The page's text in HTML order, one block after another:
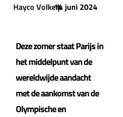
Hayco Volkers
|
14 juni 2024
Deze zomer staat Parijs in
het middelpunt van de
wereldwijde aandacht
met de aankomst van de
Olympische en